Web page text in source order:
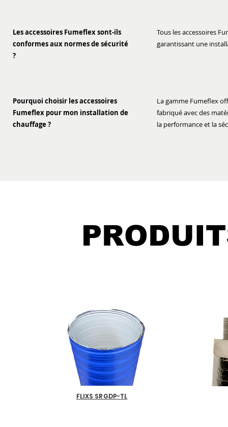
Les accessoires Fumeflex sont-ils
conformes aux normes de sécurité
?
Tous les accessoires
garantissant une
Pourquoi choisir les accessoires
Fumeflex pour mon installation de
chauffage ?
La gamme Fumeflex
fabriqué avec des
la performance et la
FLIXS SRGDP-TL